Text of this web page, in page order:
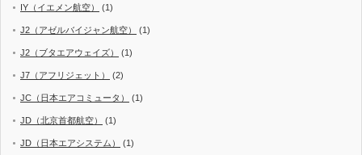
IY（イエメン航空） (1)
J2（アゼルバイジャン航空） (1)
J2（ブタエアウェイズ） (1)
J7（アフリジェット） (2)
JC（日本エアコミュータ） (1)
JD（北京首都航空） (1)
JD（日本エアシステム） (1)